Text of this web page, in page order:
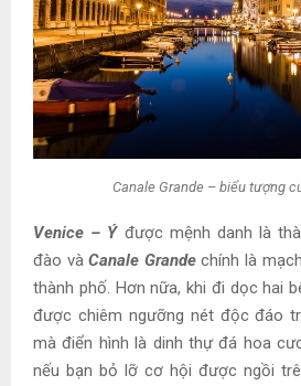
Canale Grande – biểu tượng
Venice – Ýđược mệnh danh là
đào vàCanale Grandechính là
thành phố. Hơn nữa, khi đi dọc hai
được chiêm ngưỡng nét độc đáo
mà điển hình là dinh thự đá hoa
nếu bạn bỏ lỡ cơ hội được ngồi